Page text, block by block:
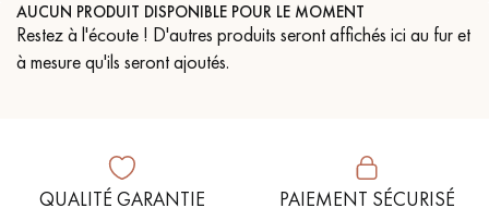
Nos conseillers sont disponibles au
AUCUN PRODUIT DISPONIBLE POUR LE MOMENT
Restez à l'écoute ! D'autres produits seront affichés ici au fur et
à mesure qu'ils seront ajoutés.
QUALITÉ GARANTIE PAIEMENT SÉCURISÉ